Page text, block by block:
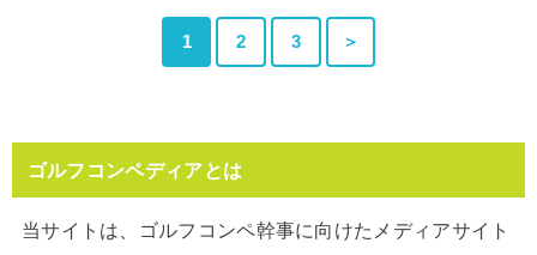
1 2 3 ＞
ゴルフコンペディアとは
当サイトは、ゴルフコンペ幹事に向けたメディアサイト